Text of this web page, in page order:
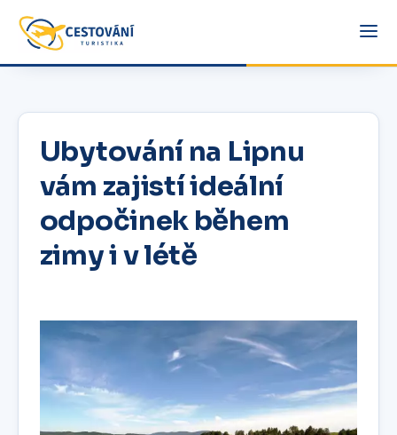
Ubytování na Lipnu
vám zajistí ideální
odpočinek během
zimy i v létě